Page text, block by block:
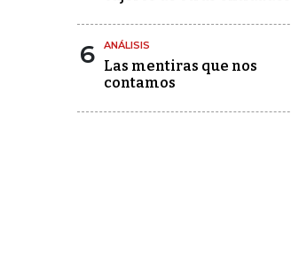
6 ANÁLISIS
Las mentiras que nos
contamos